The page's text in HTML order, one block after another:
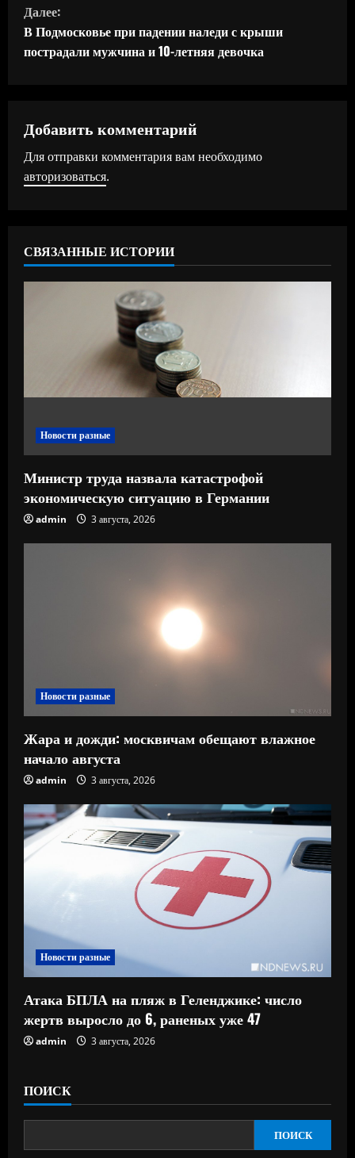
д
о
ж
и
ч
и
Далее:
В Подмосковье при падении наледи с крыши
пострадали мужчина и 10-летняя девочка
Добавить комментарий
Для отправки комментария вам необходимо
авторизоваться.
СВЯЗАННЫЕ ИСТОРИИ
Новости разные
Министр труда назвала катастрофой
экономическую ситуацию в Германии
admin 3 августа, 2026
Новости разные
Жара и дожди: москвичам обещают влажное
начало августа
admin 3 августа, 2026
Новости разные
Атака БПЛА на пляж в Геленджике: число
жертв выросло до 6, раненых уже 47
admin 3 августа, 2026
ПОИСК
ПОИСК